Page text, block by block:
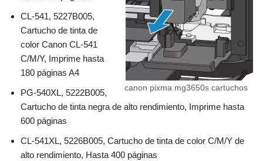
canon pixma mg3650s cartuchos
CL-541, 5227B005,
Cartucho de tinta de
color Canon CL-541
C/M/Y, Imprime hasta
180 páginas A4
PG-540XL, 5222B005,
Cartucho de tinta negra de alto rendimiento, Imprime hasta
600 páginas
CL-541XL, 5226B005, Cartucho de tinta de color C/M/Y de
alto rendimiento, Hasta 400 páginas